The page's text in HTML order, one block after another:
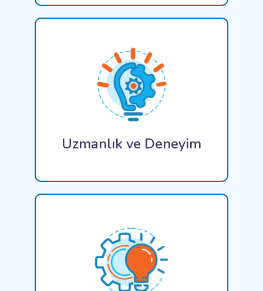
Uzmanlık ve Deneyim
Yetenekli, tecrübeli ve üst düzey
profesyonellerden oluşan ekibimiz çeşitli
sektörlere özel BT çözümleri geliştirme ve
uygulama konusunda güvenilir ve etkili
sonuçlarla kapsamlı deneyime sahip olması.
ConiaSoft Özelleştirilmiş Kodlama ile,
işletmenizin benzersiz gereksinimlerini
karşılayan, mevcut ürünlerle ve yeni ürünlerle
operasyonel verimliliği artıran özel yazılım